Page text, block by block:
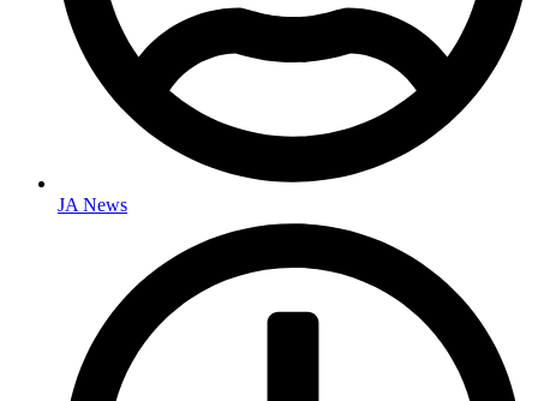
JA News